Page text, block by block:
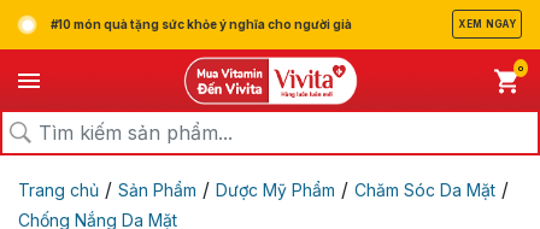
#10 món quà tặng sức khỏe ý nghĩa cho người già XEM NGAY
0
Trang chủ / Sản Phẩm / Dược Mỹ Phẩm / Chăm Sóc Da Mặt /
Chống Nắng Da Mặt